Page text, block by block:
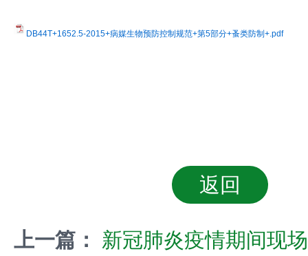
DB44T+1652.5-2015+病媒生物预防控制规范+第5部分+蚤类防制+.pdf
返回
上一篇：
新冠肺炎疫情期间现